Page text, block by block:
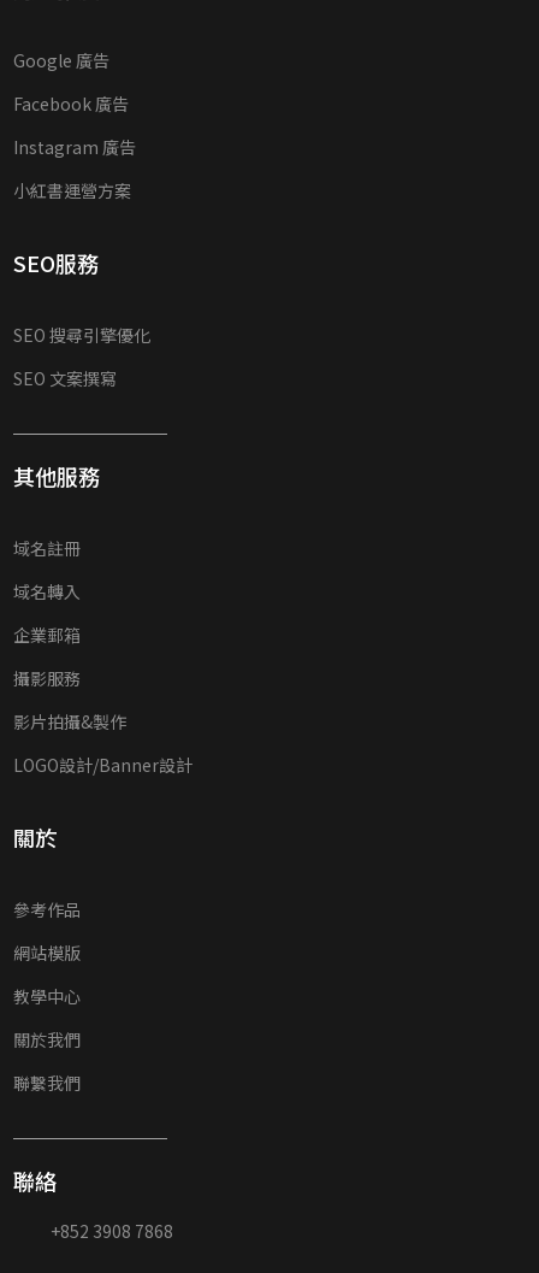
Google 廣告
Facebook 廣告
Instagram 廣告
小紅書運營方案
SEO服務
SEO 搜尋引擎優化
SEO 文案撰寫
其他服務
域名註冊
域名轉入
企業郵箱
攝影服務
影片拍攝&製作
LOGO設計/Banner設計
關於
參考作品
網站模版
教學中心
關於我們
聯繫我們
聯絡
+852 3908 7868